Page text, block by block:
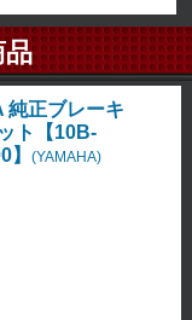
品
純正ブレーキ
ト【10B-
】
(YAMAHA)